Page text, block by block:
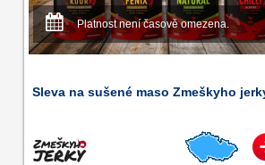
Platnost není časově omezena.
Sleva na sušené maso Zmeškyho